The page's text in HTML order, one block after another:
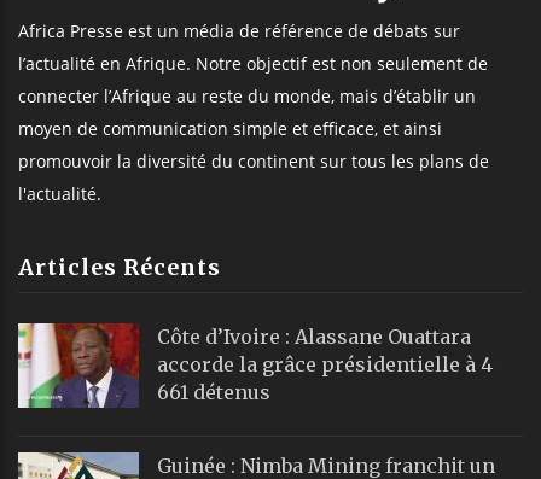
Africa Presse est un média de référence de débats sur
l’actualité en Afrique. Notre objectif est non seulement de
connecter l’Afrique au reste du monde, mais d’établir un
moyen de communication simple et efficace, et ainsi
promouvoir la diversité du continent sur tous les plans de
l'actualité.
Articles Récents
Côte d’Ivoire : Alassane Ouattara
accorde la grâce présidentielle à 4
661 détenus
Guinée : Nimba Mining franchit un